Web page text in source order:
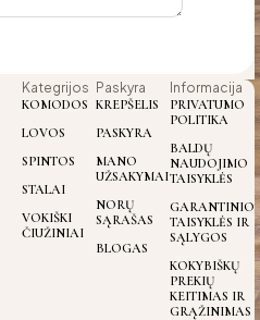
Kategrijos
KOMODOS
LOVOS
SPINTOS
STALAI
VOKIŠKI
ČIUŽINIAI
Paskyra
KREPŠELIS
PASKYRA
MANO
UŽSAKYMAI
NORŲ
SĄRAŠAS
BLOGAS
Informacija
PRIVATUMO
POLITIKA
BALDŲ
NAUDOJIMO
TAISYKLĖS
GARANTINIO
TAISYKLĖS IR
SĄLYGOS
KOKYBIŠKŲ
PREKIŲ
KEITIMAS IR
GRĄŽINIMAS